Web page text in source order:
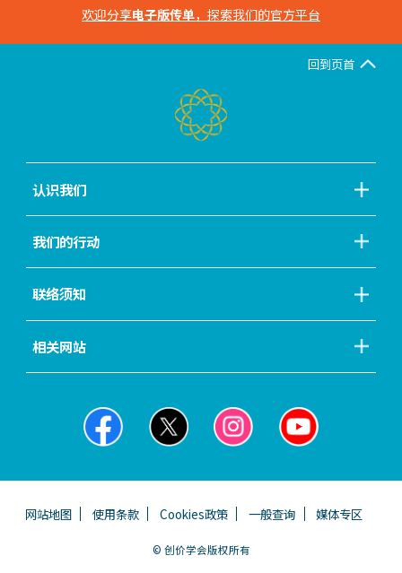
欢迎分享电子版传单，探索我们的官方平台
回到页首
认识我们
我们的行动
联络须知
相关网站
网站地图 使用条款 Cookies政策 一般查询 媒体专区
© 创价学会版权所有